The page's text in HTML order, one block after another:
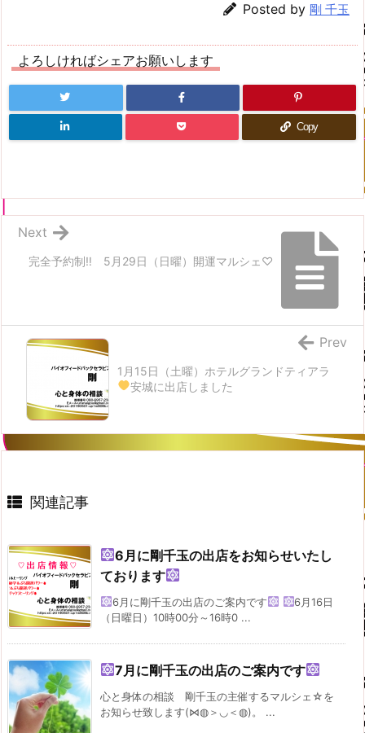
Posted by 剛 千玉
よろしければシェアお願いします
Copy
完全予約制‼ 5月29日（日曜）開運マルシェ♡
Next
1月15日（土曜）ホテルグランドティアラ
安城に出店しました
Prev
関連記事
6月に剛千玉の出店をお知らせいたし
ております
6月に剛千玉の出店のご案内です
6月16日
（日曜日）10時00分～16時0 ...
7月に剛千玉の出店のご案内です
心と身体の相談 剛千玉の主催するマルシェ☆を
お知らせ致します(⋈◍＞◡＜◍)。 ...